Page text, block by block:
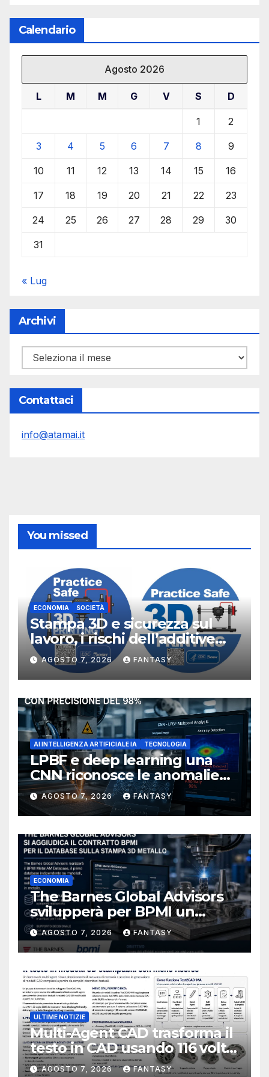
Calendario
Agosto 2026
L M M G V S D
1 2
3 4 5 6 7 8 9
10 11 12 13 14 15 16
17 18 19 20 21 22 23
24 25 26 27 28 29 30
31
« Lug
Archivi
Archivi
Contattaci
info@atamai.it
You missed
ECONOMIA SOCIETÀ
Stampa 3D e sicurezza sul
lavoro, i rischi dell’additive
manufacturing secondo
NIOSH
AGOSTO 7, 2026 FANTASY
AI INTELLIGENZA ARTIFICIALE IA TECNOLOGIA
LPBF e deep learning una
CNN riconosce le anomalie
del bagno di fusione
AGOSTO 7, 2026 FANTASY
ECONOMIA
The Barnes Global Advisors
svilupperà per BPMI un
database per la stampa 3D
metallica destinata alla filiera
navale statunitense
AGOSTO 7, 2026 FANTASY
ULTIME NOTIZIE
Multi-Agent CAD trasforma il
testo in CAD usando 116 volte
meno token
AGOSTO 7, 2026 FANTASY